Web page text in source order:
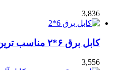
3,836
کابل برق ۶*۲ مناسب ترین قیمت بازار
3,556